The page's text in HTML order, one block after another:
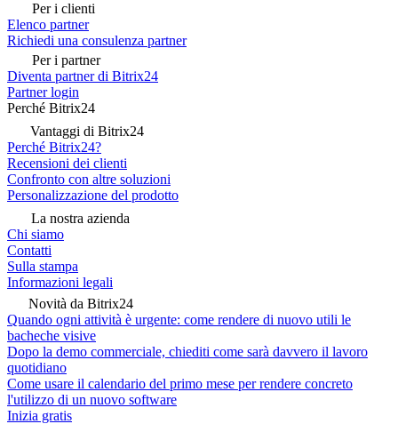
Per i clienti
Elenco partner
Richiedi una consulenza partner
Per i partner
Diventa partner di Bitrix24
Partner login
Perché Bitrix24
Vantaggi di Bitrix24
Perché Bitrix24?
Recensioni dei clienti
Confronto con altre soluzioni
Personalizzazione del prodotto
La nostra azienda
Chi siamo
Contatti
Sulla stampa
Informazioni legali
Novità da Bitrix24
Quando ogni attività è urgente: come rendere di nuovo utili le
bacheche visive
Dopo la demo commerciale, chiediti come sarà davvero il lavoro
quotidiano
Come usare il calendario del primo mese per rendere concreto
l'utilizzo di un nuovo software
Inizia gratis